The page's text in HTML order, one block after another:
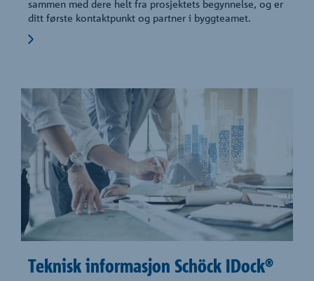
sammen med dere helt fra prosjektets begynnelse, og er
ditt første kontaktpunkt og partner i byggteamet.
Teknisk informasjon Schöck IDock®